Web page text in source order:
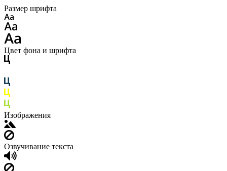
Размер шрифта
Цвет фона и шрифта
Изображения
Озвучивание текста